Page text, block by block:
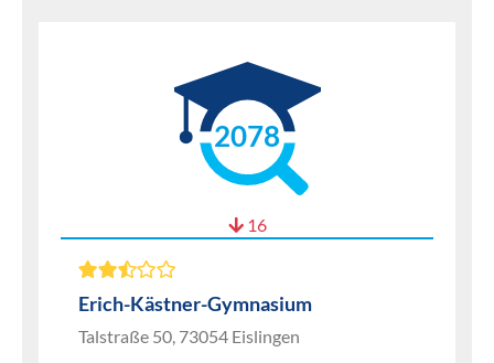
2078
16
Erich-Kästner-Gymnasium
Talstraße 50, 73054 Eislingen